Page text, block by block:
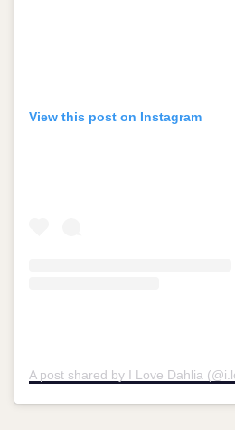
View this post on Instagram
A post shared by I Love Dahlia